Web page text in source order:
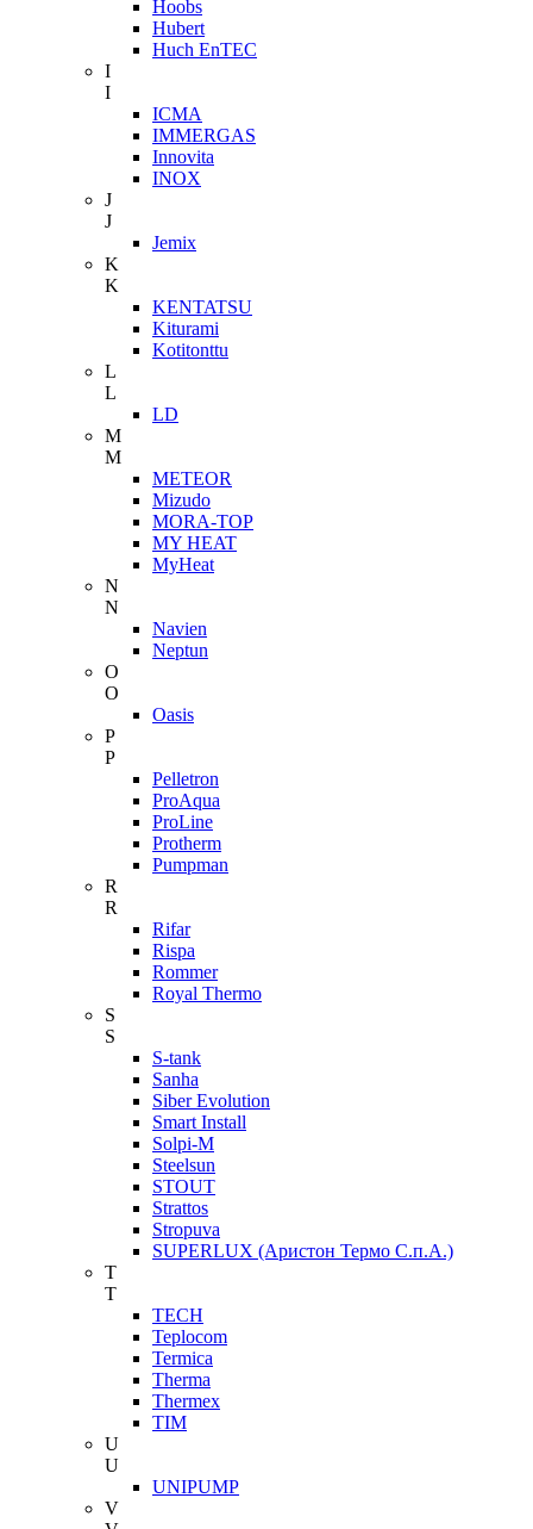
Hoobs
Hubert
Huch EnTEC
I
I
ICMA
IMMERGAS
Innovita
INOX
J
J
Jemix
K
K
KENTATSU
Kiturami
Kotitonttu
L
L
LD
M
M
METEOR
Mizudo
MORA-TOP
MY HEAT
MyHeat
N
N
Navien
Neptun
O
O
Oasis
P
P
Pelletron
ProAqua
ProLine
Protherm
Pumpman
R
R
Rifar
Rispa
Rommer
Royal Thermo
S
S
S-tank
Sanha
Siber Evolution
Smart Install
Solpi-M
Steelsun
STOUT
Strattos
Stropuva
SUPERLUX (Аристон Термо С.п.А.)
T
T
TECH
Teplocom
Termica
Therma
Thermex
TIM
U
U
UNIPUMP
V